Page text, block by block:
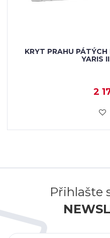
KRYT PRAHU
YARIS
2
Přihlašte